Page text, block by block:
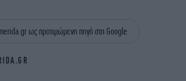
ως προτιμώμενη πηγή στη Google